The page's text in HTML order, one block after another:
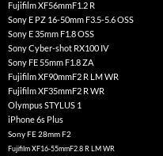
Fujifilm XF56mmF1.2 R
Sony E PZ 16-50mm F3.5-5.6 OSS
Sony E 35mm F1.8 OSS
Sony Cyber-shot RX100 IV
Sony FE 55mm F1.8 ZA
Fujifilm XF90mmF2 R LM WR
Fujifilm XF35mmF2 R WR
Olympus STYLUS 1
iPhone 6s Plus
Sony FE 28mm F2
Fujifilm XF16-55mmF2.8 R LM WR